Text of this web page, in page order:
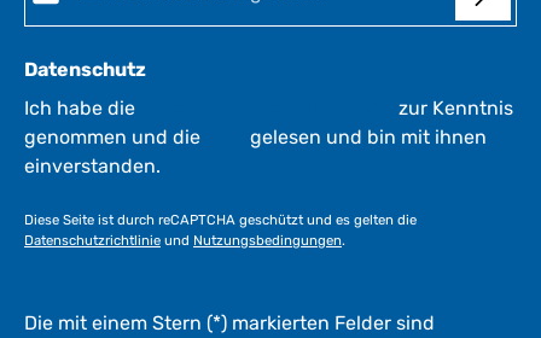
Datenschutz
Ich habe die
zur Kenntnis
genommen und die
gelesen und bin mit ihnen
einverstanden.
Diese Seite ist durch reCAPTCHA geschützt und es gelten die
Datenschutzrichtlinie und Nutzungsbedingungen.
Die mit einem Stern (*) markierten Felder sind